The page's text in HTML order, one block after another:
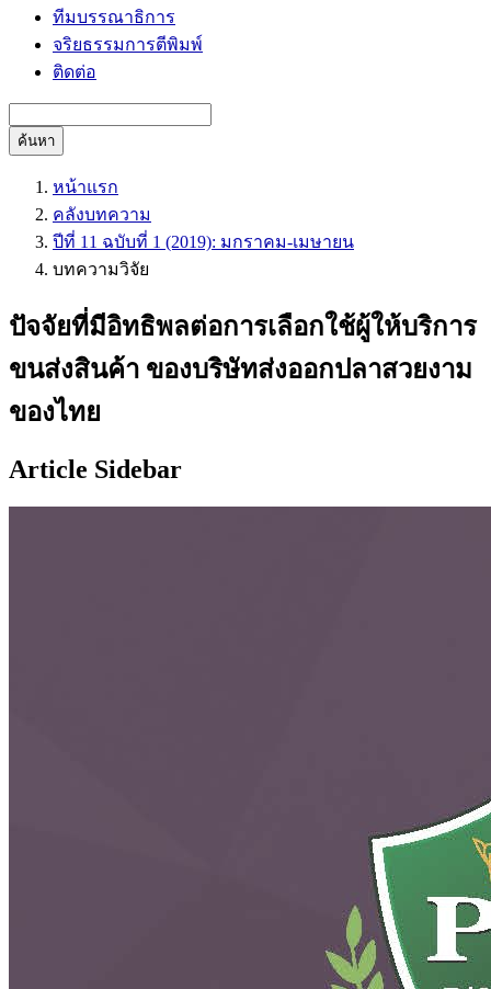
ทีมบรรณาธิการ
จริยธรรมการตีพิมพ์
ติดต่อ
ค้นหา
หน้าแรก
คลังบทความ
ปีที่ 11 ฉบับที่ 1 (2019): มกราคม-เมษายน
บทความวิจัย
ปัจจัยที่มีอิทธิพลต่อการเลือกใช้ผู้ให้บริการ
ขนส่งสินค้า ของบริษัทส่งออกปลาสวยงาม
ของไทย
Article Sidebar